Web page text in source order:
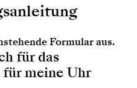
Formular aus.
für das
meine Uhr